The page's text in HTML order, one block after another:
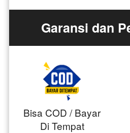
Garansi dan
Bisa COD / Bayar
Di Tempat